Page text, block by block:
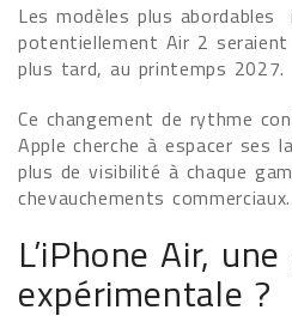
Les modèles plus
potentiellement Air 2
plus tard, au printemps 2027.
Ce changement de rythme
Apple cherche à espacer ses
plus de visibilité à chaque
chevauchements commerciaux.
L’iPhone Air,
expérimentale ?